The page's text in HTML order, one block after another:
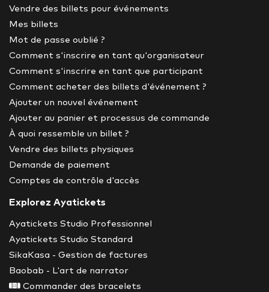
Vendre des billets pour événements
Mes billets
Mot de passe oublié ?
Comment s'inscrire en tant qu'organisateur
Comment s'inscrire en tant que participant
Comment acheter des billets d'événement ?
Ajouter un nouvel événement
Ajouter au panier et processus de commande
À quoi ressemble un billet ?
Vendre des billets physiques
Demande de paiement
Comptes de contrôle d'accès
Explorez Ayatickets
Ayatickets Studio Professionnel
Ayatickets Studio Standard
SikaKasa - Gestion de factures
Baobab - L'art de narrator
Commander des bracelets